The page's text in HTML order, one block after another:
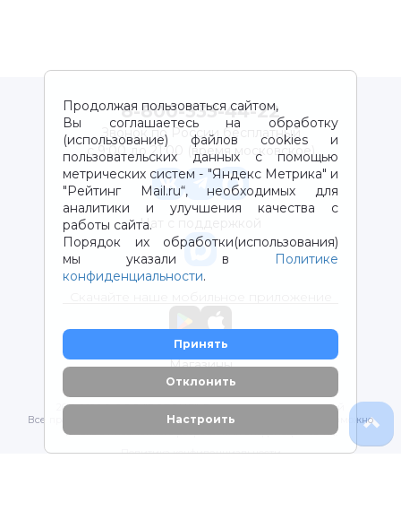
Продолжая пользоваться сайтом,
Вы соглашаетесь на обработку
(использование) файлов cookies и
пользовательских данных с помощью
метрических систем - "Яндекс Метрика" и
"Рейтинг Mail.ru“, необходимых для
аналитики и улучшения качества с
работы сайта.
Порядок их обработки(использования)
мы указали в
Политике
конфиденциальности.
Принять
Отклонить
Настроить
8-800-333-44-22
Звонок по России бесплатный
с 9:00 до 21:00 (время московское)
Чат с поддержкой
Магазины
2012-2026 © ООО "ВОТОНЯ". Детские товары с доставкой
Все права защищены. Любое использование материалов возможно
только с письменного разрешения владельцев сайта.
Политика конфиденциальности